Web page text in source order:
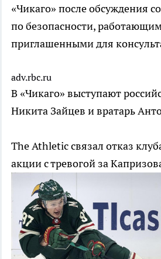
«Чикаго» после обсуждения
по безопасности,
приглашенными для
adv.rbc.ru
В «Чикаго» выступают
Никита Зайцев и вратарь
The Athletic связал отказ
акции с тревогой за